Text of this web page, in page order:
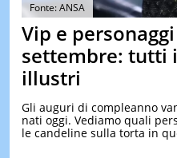
Fonte: ANSA
Vip e
settembre: tutti
illustri
Gli auguri di compleanno
nati oggi. Vediamo quali
le candeline sulla torta in